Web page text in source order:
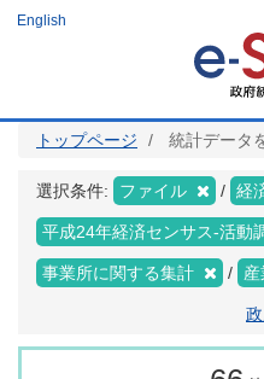
ツ
English
トップページ 統計データ
選択条件: ファイル 経
平成24年経済センサス‐活動
事業所に関する集計